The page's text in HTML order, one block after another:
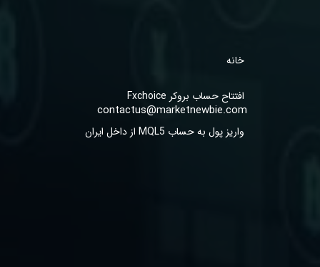
خانه
افتتاح حساب بروکر Fxchoice
واریز پول به حساب MQL5 از داخل ایران
contactus@marketnewbie.com